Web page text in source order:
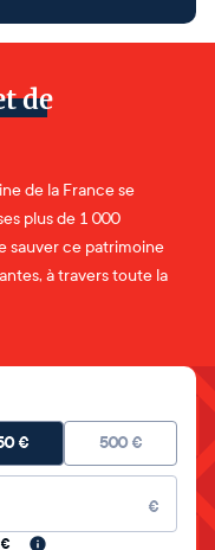
de
de la France se
plus de 1 000
sauver ce patrimoine
à travers toute la
€ 500 €
€